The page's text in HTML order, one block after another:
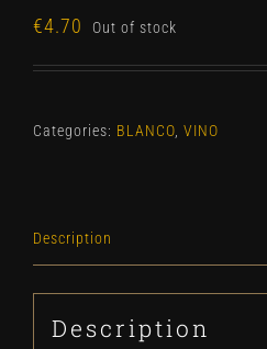
€4.70 Out of stock
Categories: BLANCO VINO
Description
Description